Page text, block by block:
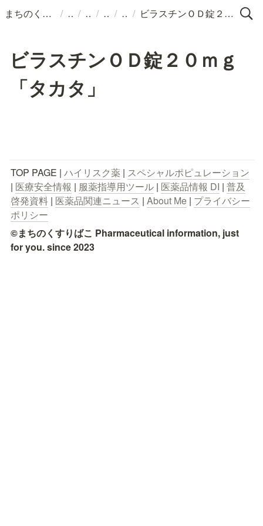
まちのくすりばこ / / / / / ビラスチンＯＤ錠２０ｍｇ「タカタ」
ビラスチンＯＤ錠２０ｍｇ
「タカタ」
TOP PAGE | ハイリスク薬 | スペシャルポピュレーション
| 医療安全情報 | 服薬指導用ツール | 医薬品情報 DI | 普及
啓発資料 | 医薬品関連ニュース | About Me | プライバシー
ポリシー
©まちのくすりばこ Pharmaceutical information, just
for you. since 2023